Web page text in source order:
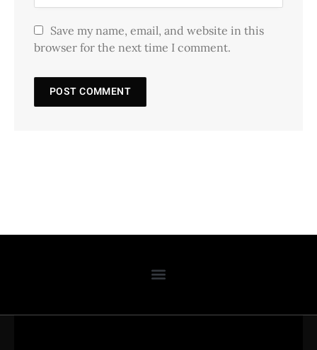
Save my name, email, and website in this
browser for the next time I comment.